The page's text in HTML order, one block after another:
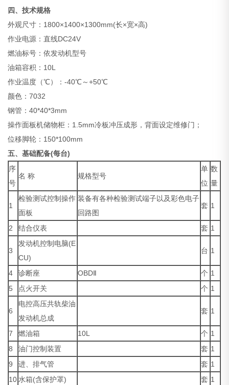
四、技术规格
外观尺寸：1800×1400×1300mm(长×宽×高)
作业电源：直线DC24V
燃油标号：依发动机型号
油箱容积：10L
作业温度（℃）：-40℃～+50℃
颜色：7032
钢管：40*40*3mm
操作面板机储物柜：1.5mm冷板冲压成形，背面设定维修门；
位移脚轮：150*100mm
五、基础配备(每台)
序
号
名 称 规格型号
单
位
数
量
1
检验测试控制操作
面板
装备有各种检验测试端子以及彩色电子
回路图
套 1
2 结合仪表 套 1
3
发动机控制电脑(E
CU)
台 1
4 诊断座 OBDⅡ 个 1
5
点火开关 个 1
6
电控高压共轨柴油
发动机总成
套 1
7 燃油箱 10L 个 1
8
油门控制装置 套 1
9
进、排气管 套 1
10 水箱(含保护罩) 套 1